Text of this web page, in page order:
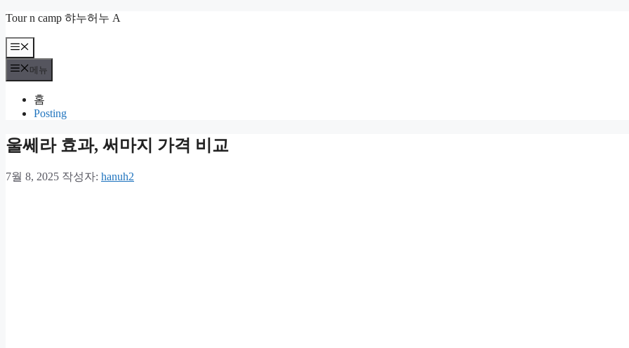
컨
츠
로
Tour n camp 햐누허누 A
메
뉴
메뉴
홈
Posting
울쎄라 효과, 써마지 가격 비교
7월 8, 2025 작성자: hanuh2